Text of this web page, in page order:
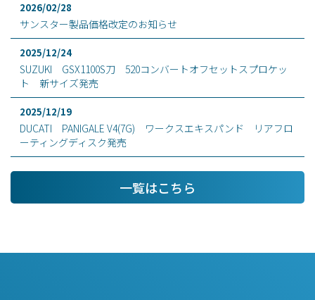
2026/02/28
サンスター製品価格改定のお知らせ
2025/12/24
SUZUKI GSX1100S刀 520コンバートオフセットスプロケッ
ト 新サイズ発売
2025/12/19
DUCATI PANIGALE V4(7G) ワークスエキスパンド リアフロ
ーティングディスク発売
一覧はこちら